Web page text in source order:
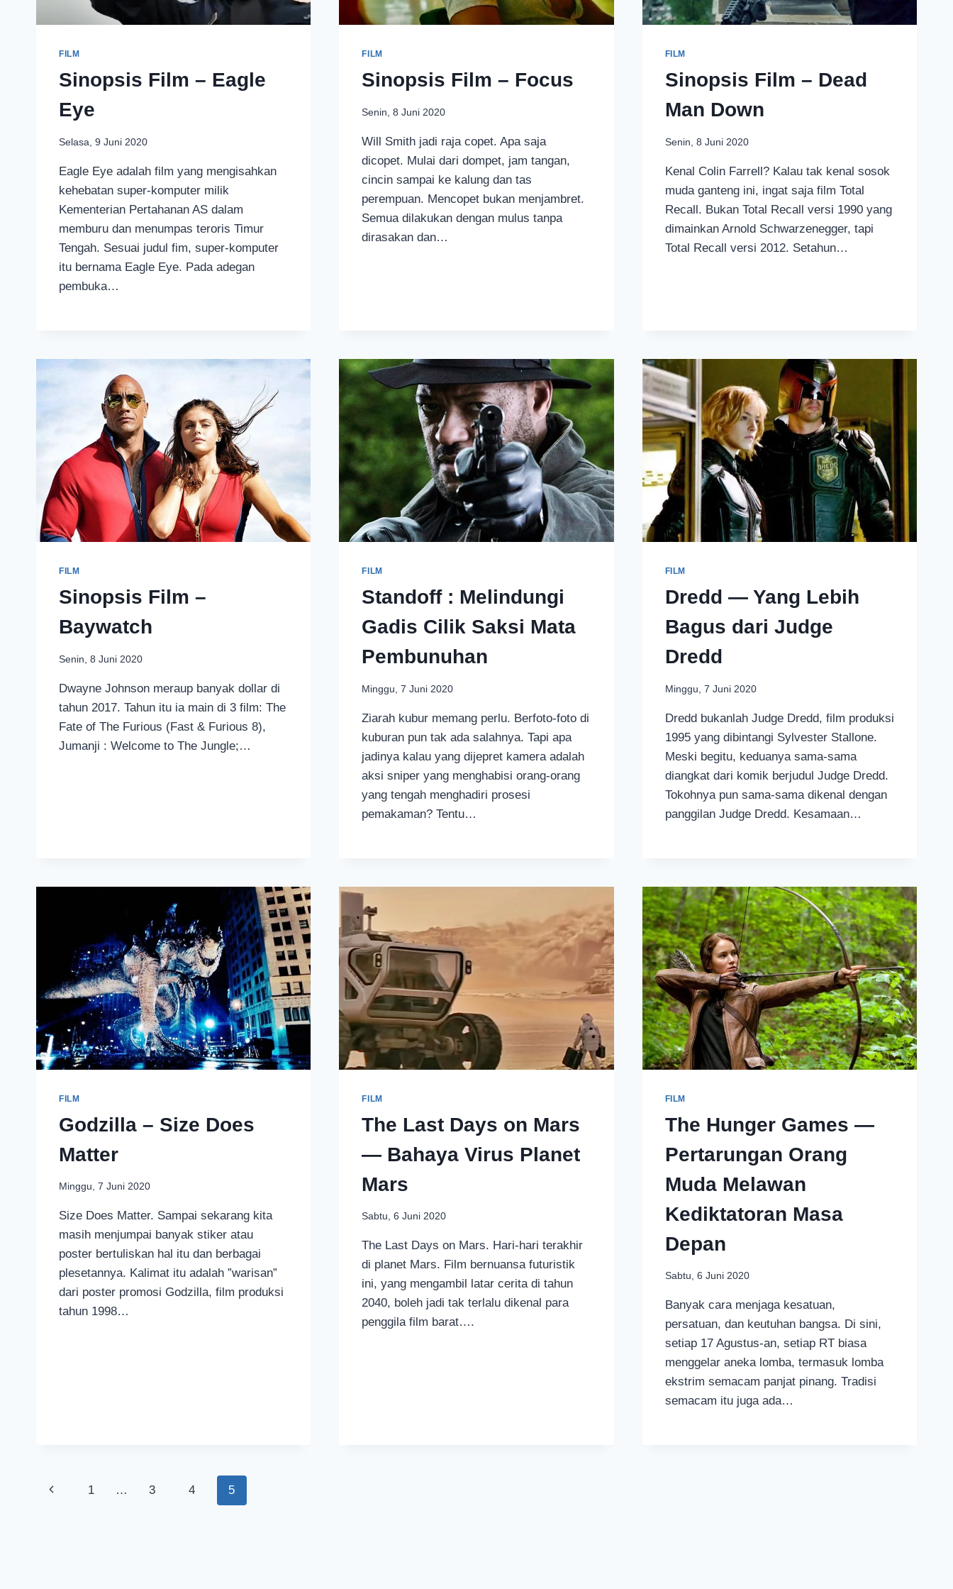
FILM
Sinopsis Film – Eagle
Eye
Selasa, 9 Juni 2020
Eagle Eye adalah film yang mengisahkan
kehebatan super-komputer milik
Kementerian Pertahanan AS dalam
memburu dan menumpas teroris Timur
Tengah. Sesuai judul fim, super-komputer
itu bernama Eagle Eye. Pada adegan
pembuka…
FILM
Sinopsis Film – Focus
Senin, 8 Juni 2020
Will Smith jadi raja copet. Apa saja
dicopet. Mulai dari dompet, jam tangan,
cincin sampai ke kalung dan tas
perempuan. Mencopet bukan menjambret.
Semua dilakukan dengan mulus tanpa
dirasakan dan…
FILM
Sinopsis Film – Dead
Man Down
Senin, 8 Juni 2020
Kenal Colin Farrell? Kalau tak kenal sosok
muda ganteng ini, ingat saja film Total
Recall. Bukan Total Recall versi 1990 yang
dimainkan Arnold Schwarzenegger, tapi
Total Recall versi 2012. Setahun…
FILM
Sinopsis Film –
Baywatch
Senin, 8 Juni 2020
Dwayne Johnson meraup banyak dollar di
tahun 2017. Tahun itu ia main di 3 film: The
Fate of The Furious (Fast & Furious 8),
Jumanji : Welcome to The Jungle;…
FILM
Standoff : Melindungi
Gadis Cilik Saksi Mata
Pembunuhan
Minggu, 7 Juni 2020
Ziarah kubur memang perlu. Berfoto-foto di
kuburan pun tak ada salahnya. Tapi apa
jadinya kalau yang dijepret kamera adalah
aksi sniper yang menghabisi orang-orang
yang tengah menghadiri prosesi
pemakaman? Tentu…
FILM
Dredd — Yang Lebih
Bagus dari Judge
Dredd
Minggu, 7 Juni 2020
Dredd bukanlah Judge Dredd, film produksi
1995 yang dibintangi Sylvester Stallone.
Meski begitu, keduanya sama-sama
diangkat dari komik berjudul Judge Dredd.
Tokohnya pun sama-sama dikenal dengan
panggilan Judge Dredd. Kesamaan…
FILM
Godzilla – Size Does
Matter
Minggu, 7 Juni 2020
Size Does Matter. Sampai sekarang kita
masih menjumpai banyak stiker atau
poster bertuliskan hal itu dan berbagai
plesetannya. Kalimat itu adalah ”warisan”
dari poster promosi Godzilla, film produksi
tahun 1998…
FILM
The Last Days on Mars
— Bahaya Virus Planet
Mars
Sabtu, 6 Juni 2020
The Last Days on Mars. Hari-hari terakhir
di planet Mars. Film bernuansa futuristik
ini, yang mengambil latar cerita di tahun
2040, boleh jadi tak terlalu dikenal para
penggila film barat….
FILM
The Hunger Games —
Pertarungan Orang
Muda Melawan
Kediktatoran Masa
Depan
Sabtu, 6 Juni 2020
Banyak cara menjaga kesatuan,
persatuan, dan keutuhan bangsa. Di sini,
setiap 17 Agustus-an, setiap RT biasa
menggelar aneka lomba, termasuk lomba
ekstrim semacam panjat pinang. Tradisi
semacam itu juga ada…
1 … 3 4 5